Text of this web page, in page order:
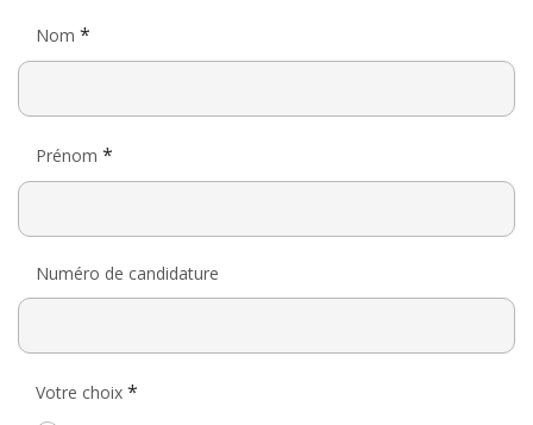
Nom *
Prénom *
Numéro de candidature
Votre choix *